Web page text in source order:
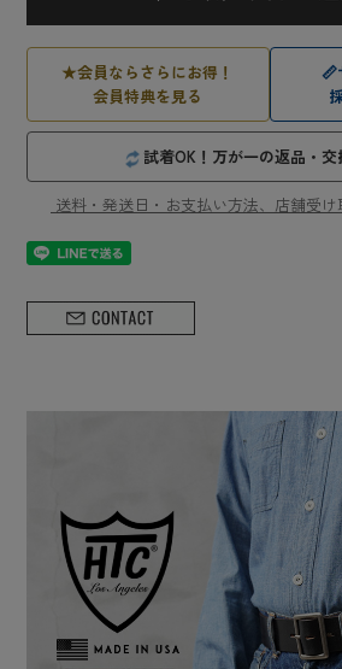
★会員ならさらにお得！
会員特典を見る
📏
試着OK！万が一の返品・交
送料・発送日・お支払い方法、店舗受